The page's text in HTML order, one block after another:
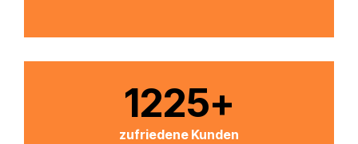
1225+
zufriedene Kunden